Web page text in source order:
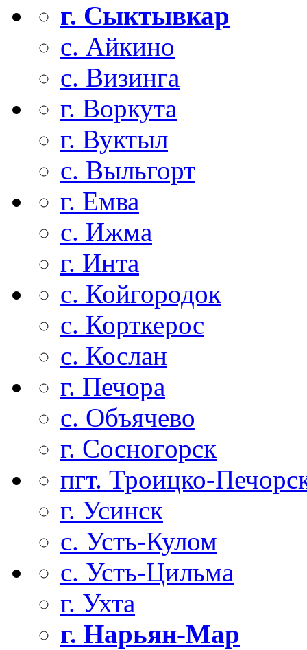
г. Сыктывкар
с. Айкино
с. Визинга
г. Воркута
г. Вуктыл
с. Выльгорт
г. Емва
с. Ижма
г. Инта
с. Койгородок
с. Корткерос
с. Кослан
г. Печора
с. Объячево
г. Сосногорск
пгт. Троицко-
г. Усинск
с. Усть-Кулом
с. Усть-Цильма
г. Ухта
г. Нарьян-Мар